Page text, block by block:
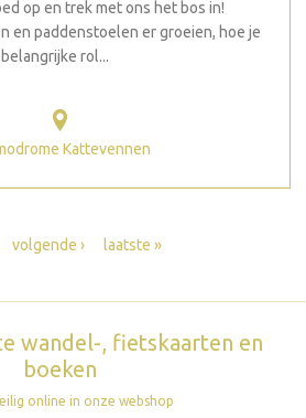
op en trek met ons het bos in!
en paddenstoelen er groeien, hoe je
rol...
Kattevennen
volgende › laatste »
wandel-, fietskaarten en
boeken
online in onze webshop